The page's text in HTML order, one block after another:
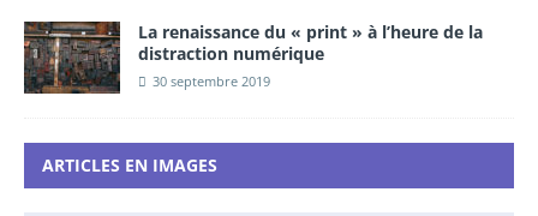
La renaissance du « print » à l’heure de la
distraction numérique
30 septembre 2019
ARTICLES EN IMAGES